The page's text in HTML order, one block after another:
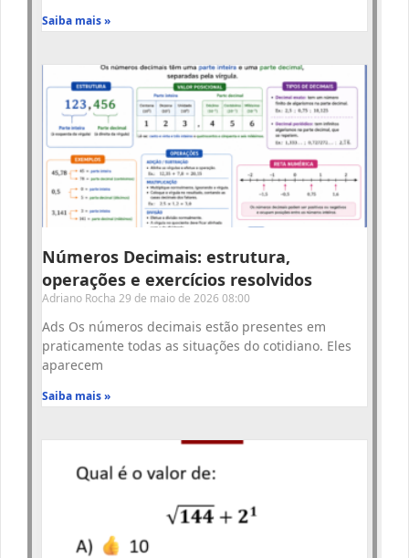
Saiba mais »
Números Decimais: estrutura,
operações e exercícios resolvidos
Adriano Rocha 29 de maio de 2026 08:00
Ads Os números decimais estão presentes em
praticamente todas as situações do cotidiano. Eles
aparecem
Saiba mais »